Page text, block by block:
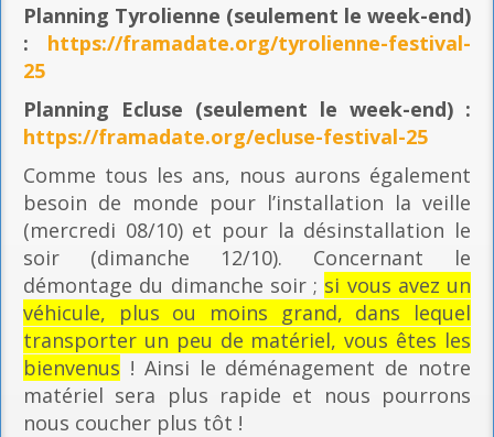
Planning Tyrolienne (seulement le week-end)
: https://framadate.org/tyrolienne-festival-
25
Planning Ecluse (seulement le week-end) :
https://framadate.org/ecluse-festival-25
Comme tous les ans, nous aurons également
besoin de monde pour l’installation la veille
(mercredi 08/10) et pour la désinstallation le
soir (dimanche 12/10). Concernant le
démontage du dimanche soir ; si vous avez un
véhicule, plus ou moins grand, dans lequel
transporter un peu de matériel, vous êtes les
bienvenus ! Ainsi le déménagement de notre
matériel sera plus rapide et nous pourrons
nous coucher plus tôt !